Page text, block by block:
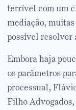
terrível com um
mediação,
possível resolver
Embora haja
os parâmetros
processual,
Filho